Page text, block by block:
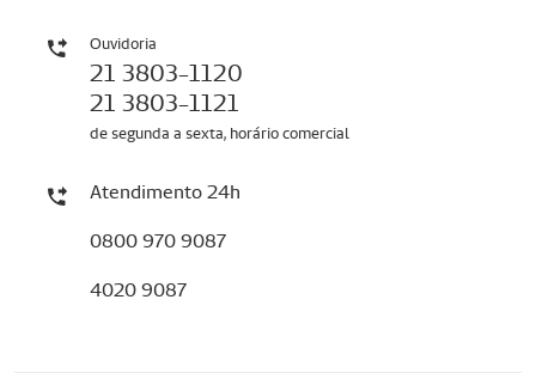
Ouvidoria
21 3803-1120
21 3803-1121
de segunda a sexta, horário comercial
Atendimento 24h
0800 970 9087
4020 9087